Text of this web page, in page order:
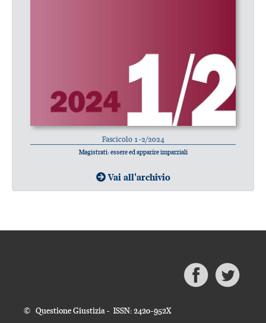
Fascicolo 1-2/2024
Magistrati: essere ed apparire imparziali
Vai all'archivio
© Questione Giustizia - ISSN: 2420-952X